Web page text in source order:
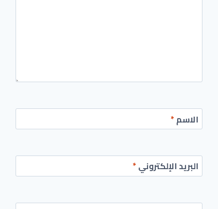
الاسم*
البريد الإلكتروني*